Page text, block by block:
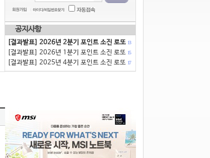
공지사항
[결과발표] 2026년 2분기 포인트 소진 로또 13
[결과발표] 2026년 1분기 포인트 소진 로또 15
[결과발표] 2025년 4분기 포인트 소진 로또 17